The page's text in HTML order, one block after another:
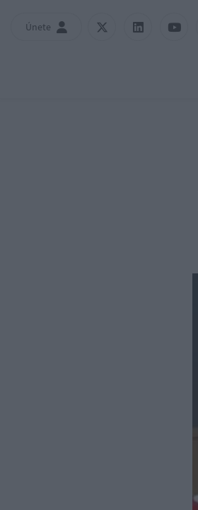
Únete